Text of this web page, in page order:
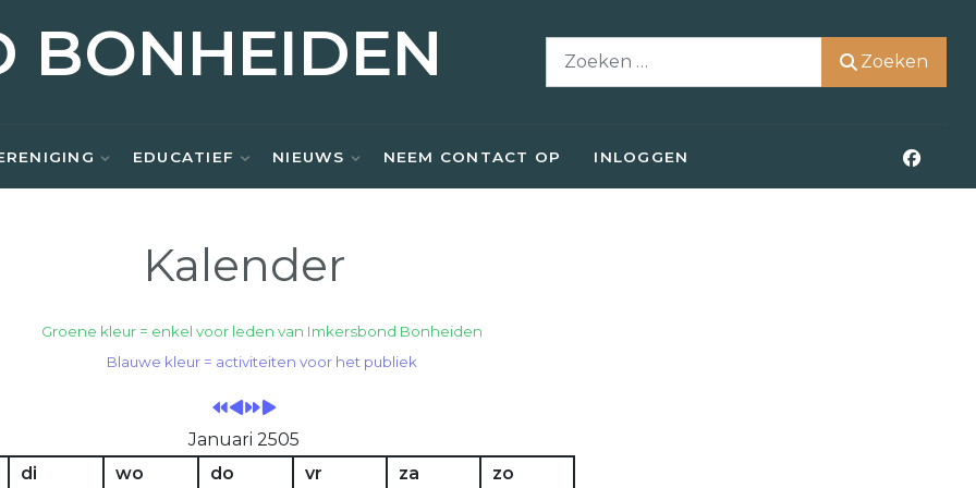
BONHEIDEN Zoeken
EDUCATIEF NIEUWS NEEM CONTACT OP INLOGGEN
Kalender
Groene kleur = enkel voor leden van Imkersbond Bonheiden
Blauwe kleur = activiteiten voor het publiek
Januari 2505
di wo do vr za
zo